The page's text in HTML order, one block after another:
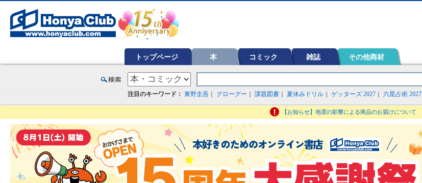
トップページ 本 コミック 雑誌 その他商材
注目のキーワード： 東野圭吾 グローグー 課題図書 夏休みドリル ゲッターズ 2027 六星占術 2027
【お知らせ】地震の影響による商品のお届けについて